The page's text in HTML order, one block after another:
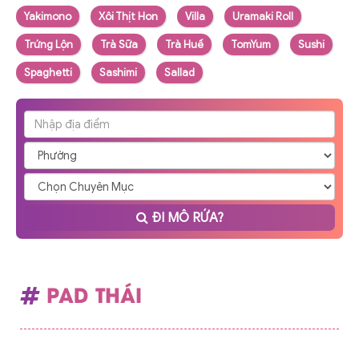
Yakimono Xôi Thịt Hon Villa Uramaki Roll
Trứng Lộn Trà Sữa Trà Huế TomYum Sushi
Spaghetti Sashimi Sallad
ĐI MÔ RỨA?
PAD THÁI